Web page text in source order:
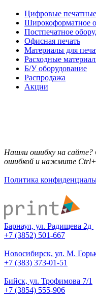
Цифровые
Широкоформатное
Постпечатное
Офисная печать
Материалы для
Расходные
Б/У оборудование
Распродажа
Акции
Нашли ошибку на
ошибкой и нажмите
Политика
Барнаул, ул. Радищева 2д
+7 (3852) 501-667
Новосибирск, ул. М.
+7 (383) 373-01-51
Бийск, ул. Трофимова 7/1
+7 (3854) 555-906